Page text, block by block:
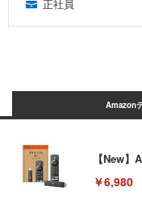
正社員
Amazon
【New
￥6,980